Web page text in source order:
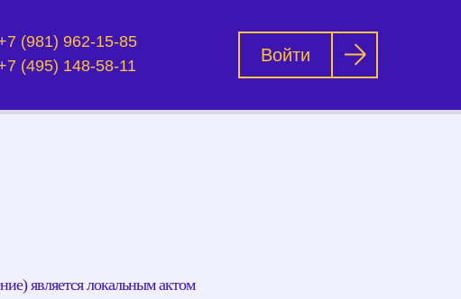
Войти
(981) 962-15-85
(495) 148-58-11
Войти
является локальным актом